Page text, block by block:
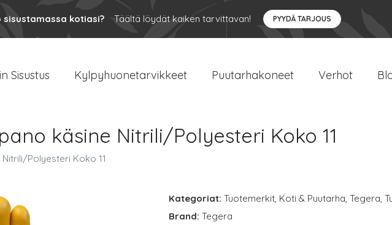
sisustamassa kotiasi? Täältä löydät kaiken tarvittavan! PYYDÄ TARJOUS
Sisustus Kylpyhuonetarvikkeet Puutarhakoneet Verhot
käsine Nitrili/Polyesteri Koko 11
Polyesteri Koko 11
Kategoriat: Tuotemerkit, Koti & Puutarha, Tegera,
Brand: Tegera